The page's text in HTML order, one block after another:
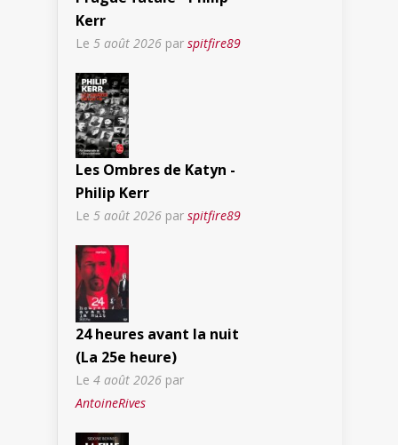
Kerr
Le 5 août 2026 par spitfire89
Les Ombres de Katyn -
Philip Kerr
Le 5 août 2026 par spitfire89
24 heures avant la nuit
(La 25e heure)
Le 4 août 2026 par
AntoineRives